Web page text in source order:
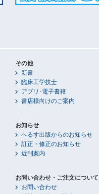
その他
新書
臨床工学技士
アプリ･電子書籍
書店様向けのご案内
お知らせ
へるす出版からのお知らせ
訂正・修正のお知らせ
近刊案内
お問い合わせ・ご注文について
お問い合わせ